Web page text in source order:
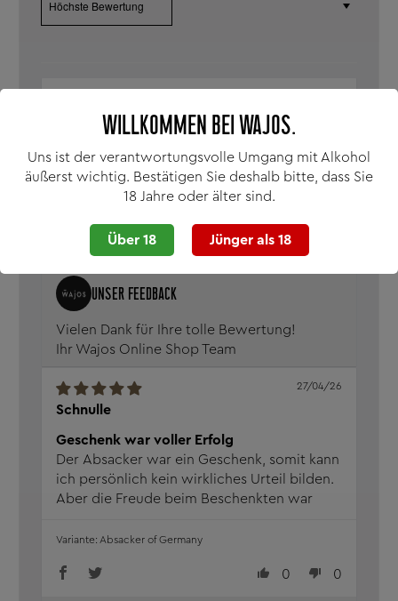
WILLKOMMEN BEI WAJOS.
Uns ist der verantwortungsvolle Umgang mit Alkohol
äußerst wichtig. Bestätigen Sie deshalb bitte, dass Sie
18 Jahre oder älter sind.
Über 18 Jünger als 18
Andreas Schmidt
Einfach lecker
Ein Kräuterlikör zum genießen.
0
Vielen Dank für Ihre tolle Bewertung!
Ihr Wajos Online Shop Team
Schnulle
27/04/26
Geschenk war voller Erfolg
Der Absacker war ein Geschenk, somit kann
ich persönlich kein wirkliches Urteil bilden.
Aber die Freude beim Beschenkten war
gleich zu kosten und er war sehr begeistert
davon.
0 0
Absacker of Germany